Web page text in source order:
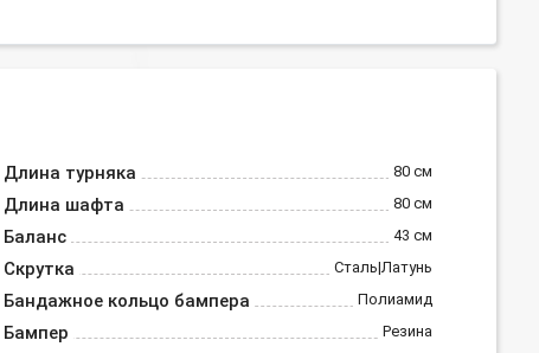
Длина турняка 80 см
Длина шафта 80 см
Баланс 43 см
Скрутка Сталь|Латунь
Бандажное кольцо бампера Полиамид
Бампер Резина